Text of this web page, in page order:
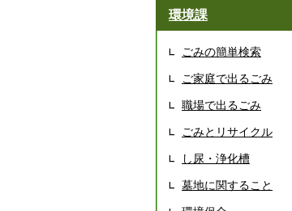
環境課
ごみの簡単検索
ご家庭で出るごみ
職場で出るごみ
ごみとリサイクル
し尿・浄化槽
墓地に関すること